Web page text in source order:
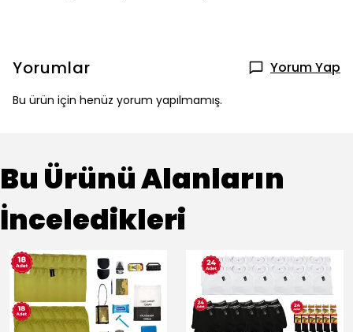
Yorumlar Yorum Yap
Bu ürün için henüz yorum yapılmamış.
Bu Ürünü Alanların
İnceledikleri